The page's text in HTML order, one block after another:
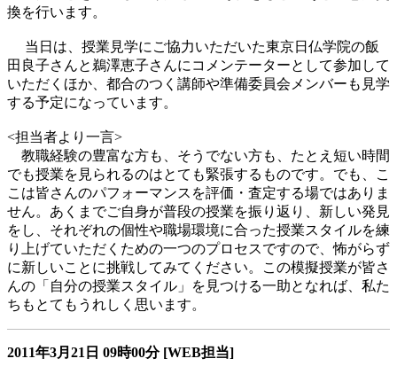
換を行います。
当日は、授業見学にご協力いただいた東京日仏学院の飯
田良子さんと鵜澤恵子さんにコメンテーターとして参加して
いただくほか、都合のつく講師や準備委員会メンバーも見学
する予定になっています。
<担当者より一言>
教職経験の豊富な方も、そうでない方も、たとえ短い時間
でも授業を見られるのはとても緊張するものです。でも、こ
こは皆さんのパフォーマンスを評価・査定する場ではありま
せん。あくまでご自身が普段の授業を振り返り、新しい発見
をし、それぞれの個性や職場環境に合った授業スタイルを練
り上げていただくための一つのプロセスですので、怖がらず
に新しいことに挑戦してみてください。この模擬授業が皆さ
んの「自分の授業スタイル」を見つける一助となれば、私た
ちもとてもうれしく思います。
2011年3月21日 09時00分 [WEB担当]